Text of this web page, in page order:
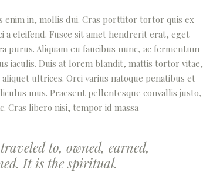
in, mollis dui. Cras porttitor tortor quis ex
a eleifend. Fusce sit amet hendrerit erat, eget
purus. Aliquam eu faucibus nunc, ac fermentum
iaculis. Duis at lorem blandit, mattis tortor vitae,
ultrices. Orci varius natoque penatibus et
mus. Praesent pellentesque convallis justo,
Cras libero nisi, tempor id massa
to, owned, earned,
It is the spiritual.